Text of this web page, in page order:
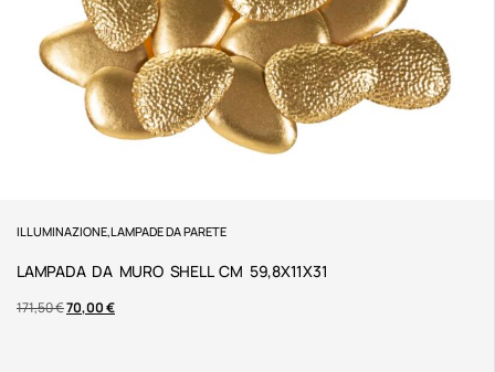
ILLUMINAZIONE,LAMPADE DA PARETE
LAMPADA DA MURO SHELL CM 59,8X11X31
171,50€70,00€